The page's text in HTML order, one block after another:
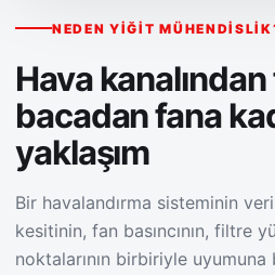
NEDEN YIĞIT
Hava
bacadan fana
yaklaşım
Bir havalandırma sisteminin
kesitinin, fan basıncının, filtre
noktalarının birbiriyle uyumuna